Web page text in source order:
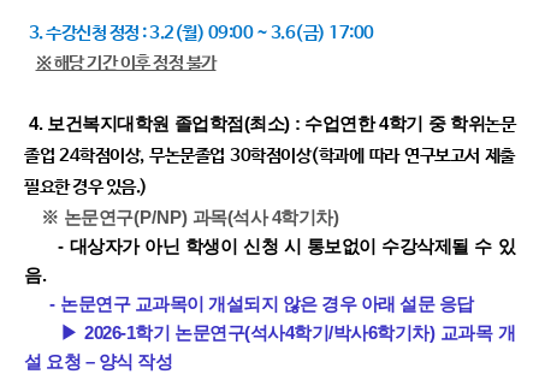
3. 수강신청 정정 : 3.2(월) 09:00 ~ 3.6(금) 17:00
※ 해당 기간 이후 정정 불가
4. 보건복지대학원 졸업학점(최소) : 수업연한 4학기 중 학위논문
졸업 24학점이상, 무논문졸업 30학점이상(학과에 따라 연구보고서 제출
필요한 경우 있음.)
​※ 논문연구(P/NP) 과목(석사 4학기차)
​- 대상자가 아닌 학생이 신청 시 통보없이 수강삭제 될 수 있
음.
​- 논문연구 교과목이 개설되지 않은 경우 아래 설문 응답
▶ 2026-1학기 논문연구(석사4학기/박사6학기차) 교과목 개
설 요청 – 양식 작성